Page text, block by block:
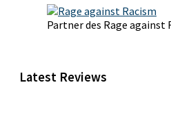
Partner des Rage against
Latest Reviews